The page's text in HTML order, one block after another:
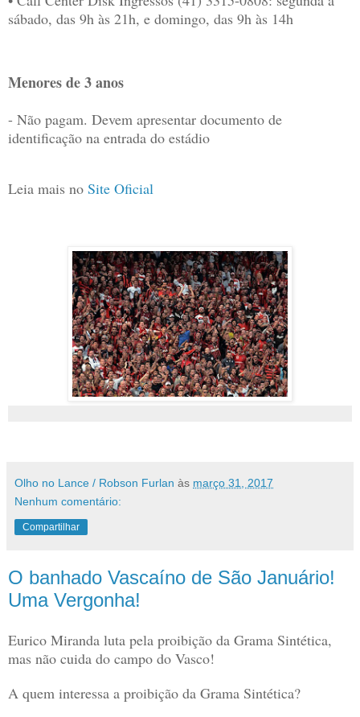
sábado, das 9h às 21h, e domingo, das 9h às 14h
Menores de 3 anos
- Não pagam. Devem apresentar documento de
identificação na entrada do estádio
Leia mais no Site Oficial
Olho no Lance / Robson Furlan às março 31, 2017
Nenhum comentário:
Compartilhar
O banhado Vascaíno de São Januário!
Uma Vergonha!
Eurico Miranda luta pela proibição da Grama Sintética,
mas não cuida do campo do Vasco!
A quem interessa a proibição da Grama Sintética?